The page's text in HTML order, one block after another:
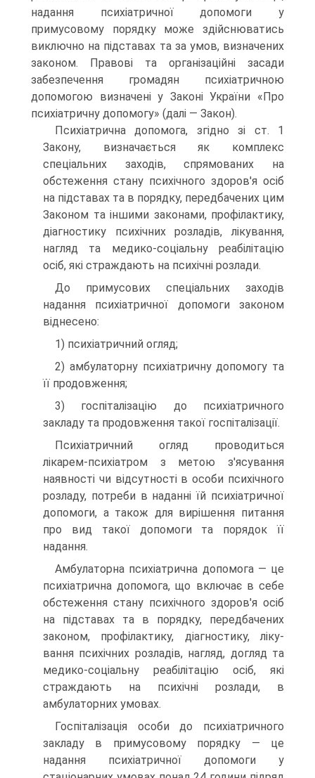
надання психіатричної допомоги у
примусовому порядку може здійснюватись
виключно на підставах та за умов, визначених
законом. Правові та організаційні за­сади
забезпечення громадян психіатричною
допомогою визначені у За­коні України «Про
психіатричну допомогу» (далі — Закон).
Психіатрична допомога, згідно зі ст. 1
Закону, визначається як комплекс
спеціальних заходів, спрямованих на
обстеження стану пси­хічного здоров'я осіб
на підставах та в порядку, передбачених цим
Законом та іншими законами, профілактику,
діагностику психічних розладів, лікування,
нагляд та медико-соціальну реабілітацію
осіб, які страждають на психічні розлади.
До примусових спеціальних заходів
надання психіатричної допо­моги законом
віднесено:
1) психіатричний огляд;
2) амбулаторну психіатричну допомогу та
її продовження;
3) госпіталізацію до психіатричного
закладу та продовження такої госпіталізації.
Психіатричний огляд проводиться
лікарем-психіатром з метою з'ясування
наявності чи відсутності в особи психічного
розладу, по­треби в наданні їй психіатричної
допомоги, а також для вирішення питання
про вид такої допомоги та порядок її
надання.
Амбулаторна психіатрична допомога — це
психіатрична допомога, що включає в себе
обстеження стану психічного здоров'я осіб
на підста­вах та в порядку, передбачених
законом, профілактику, діагностику, ліку­
вання психічних розладів, нагляд, догляд та
медико-соціальну реабілітацію осіб, які
страждають на психічні розлади, в
амбулаторних умовах.
Госпіталізація особи до психіатричного
закладу в примусовому порядку — це
надання психіатричної допомоги у